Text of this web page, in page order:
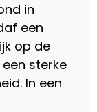
in
een
op de
sterke
In een